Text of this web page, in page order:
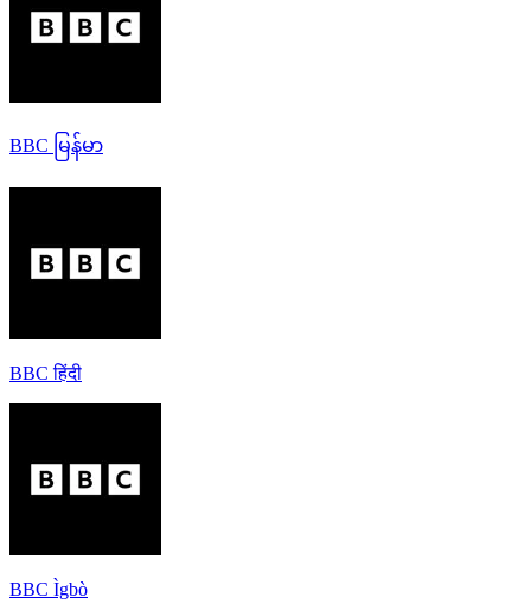
BBC မြန်မာ
BBC हिंदी
BBC Ìgbò